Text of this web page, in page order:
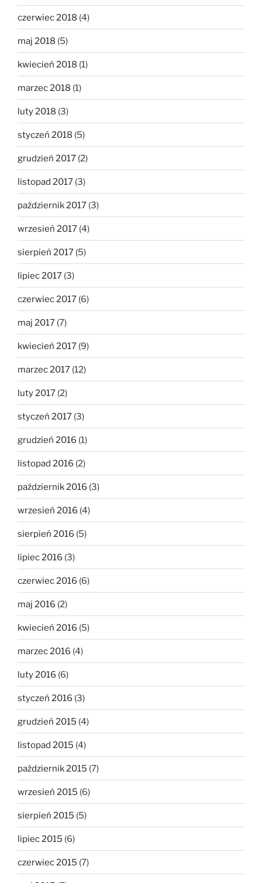
czerwiec 2018 (4)
maj 2018 (5)
kwiecień 2018 (1)
marzec 2018 (1)
luty 2018 (3)
styczeń 2018 (5)
grudzień 2017 (2)
listopad 2017 (3)
październik 2017 (3)
wrzesień 2017 (4)
sierpień 2017 (5)
lipiec 2017 (3)
czerwiec 2017 (6)
maj 2017 (7)
kwiecień 2017 (9)
marzec 2017 (12)
luty 2017 (2)
styczeń 2017 (3)
grudzień 2016 (1)
listopad 2016 (2)
październik 2016 (3)
wrzesień 2016 (4)
sierpień 2016 (5)
lipiec 2016 (3)
czerwiec 2016 (6)
maj 2016 (2)
kwiecień 2016 (5)
marzec 2016 (4)
luty 2016 (6)
styczeń 2016 (3)
grudzień 2015 (4)
listopad 2015 (4)
październik 2015 (7)
wrzesień 2015 (6)
sierpień 2015 (5)
lipiec 2015 (6)
czerwiec 2015 (7)